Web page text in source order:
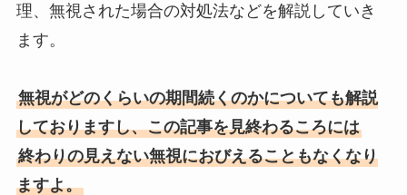
理、無視された場合の対処法などを解説していき
ます。
無視がどのくらいの期間続くのかについても解説
しておりますし、この記事を見終わるころには
終わりの見えない無視におびえることもなくなり
ますよ。